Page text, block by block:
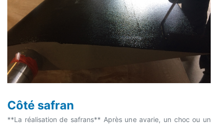
Côté safran
**La réalisation de safrans** Après une avarie, un choc ou un